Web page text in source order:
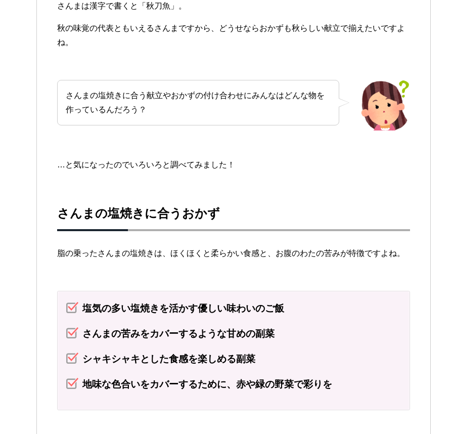
さんまは漢字で書くと「秋刀魚」。
秋の味覚の代表ともいえるさんまですから、どうせならおかずも秋らしい献立で揃えたいですよ
ね。
さんまの塩焼きに合う献立やおかずの付け合わせにみんなはどんな物を
作っているんだろう？
…と気になったのでいろいろと調べてみました！
さんまの塩焼きに合うおかず
脂の乗ったさんまの塩焼きは、ほくほくと柔らかい食感と、お腹のわたの苦みが特徴ですよね。
塩気の多い塩焼きを活かす優しい味わいのご飯
さんまの苦みをカバーするような甘めの副菜
シャキシャキとした食感を楽しめる副菜
地味な色合いをカバーするために、赤や緑の野菜で彩りを